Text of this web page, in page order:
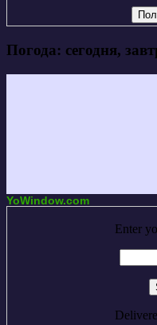
Погода: сегодня,
YoWindow.com
Enter